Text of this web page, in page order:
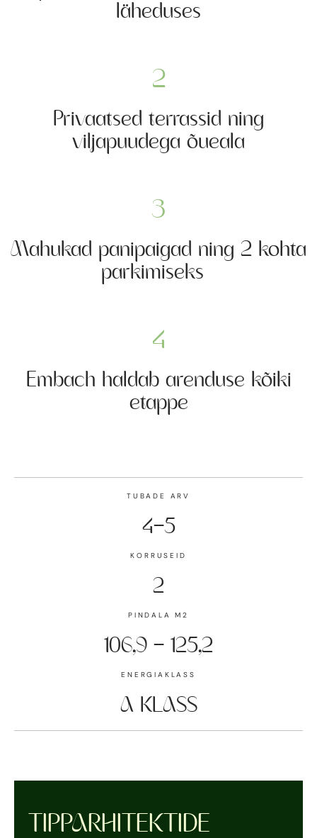
läheduses
2
Privaatsed terrassid ning
viljapuudega õueala
3
Mahukad panipaigad ning 2 kohta
parkimiseks
4
Embach haldab arenduse kõiki
etappe
TUBADE ARV
4-5
KORRUSEID
2
PINDALA M2
106,9 - 125,2
ENERGIAKLASS
A KLASS
TIPPARHITEKTIDE